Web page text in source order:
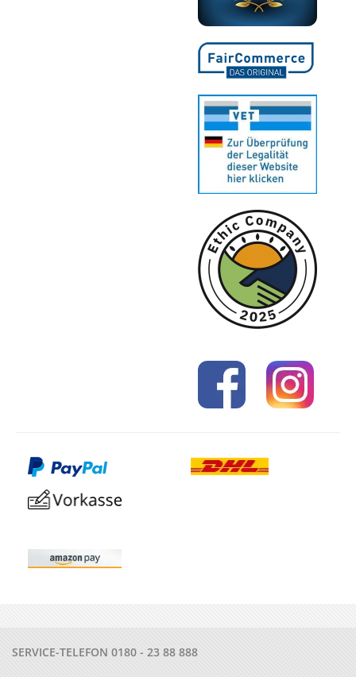
SERVICE-TELEFON 0180 - 23 88 888